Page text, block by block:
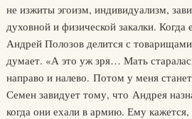
не изжиты эгоизм, индивидуализм,
духовной и физической закалки.
Андрей Полозов делится с
думает. «А это уж зря… Мать
направо и налево. Потом у меня
Семен завидует тому, что Андрея
когда они ехали в армию. Ему